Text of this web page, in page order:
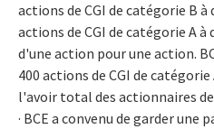
actions de CGI de catégorie B
actions de CGI de catégorie A
d'une action pour une action.
400 actions de CGI de
l'avoir total des actionnaires de
· BCE a convenu de garder